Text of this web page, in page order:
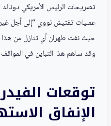
تصريحات الرئيس الأمريكي
عمليات تفتيش نووي “إلى أجل
حيث نفت طهران أي تنازل من هذا
وقد ساهم هذا التباين في
توقعات
الإنفاق